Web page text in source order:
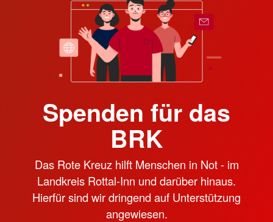
Spenden für das
BRK
Das Rote Kreuz hilft Menschen in Not - im
Landkreis Rottal-Inn und darüber hinaus.
Hierfür sind wir dringend auf Unterstützung
angewiesen.